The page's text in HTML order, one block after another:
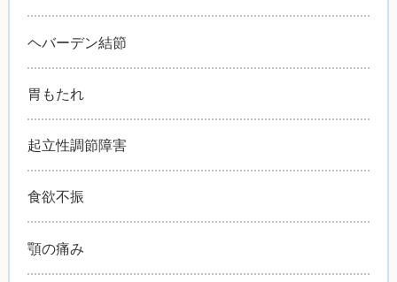
ヘバーデン結節
胃もたれ
起立性調節障害
食欲不振
顎の痛み